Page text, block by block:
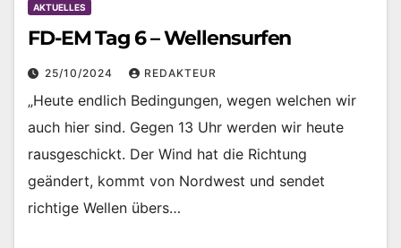
AKTUELLES
FD-EM Tag 6 – Wellensurfen
25/10/2024 REDAKTEUR
„Heute endlich Bedingungen, wegen welchen wir
auch hier sind. Gegen 13 Uhr werden wir heute
rausgeschickt. Der Wind hat die Richtung
geändert, kommt von Nordwest und sendet
richtige Wellen übers…